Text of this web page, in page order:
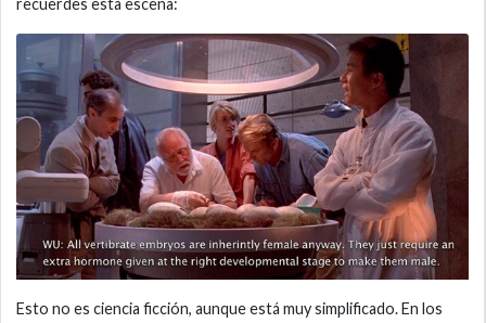
recuerdes esta escena:
Esto no es ciencia ficción, aunque está muy simplificado. En los